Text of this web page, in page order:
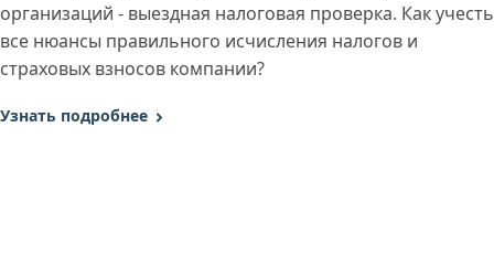
организаций - выездная налоговая проверка. Как учесть
все нюансы правильного исчисления налогов и
страховых взносов компании?
Узнать подробнее